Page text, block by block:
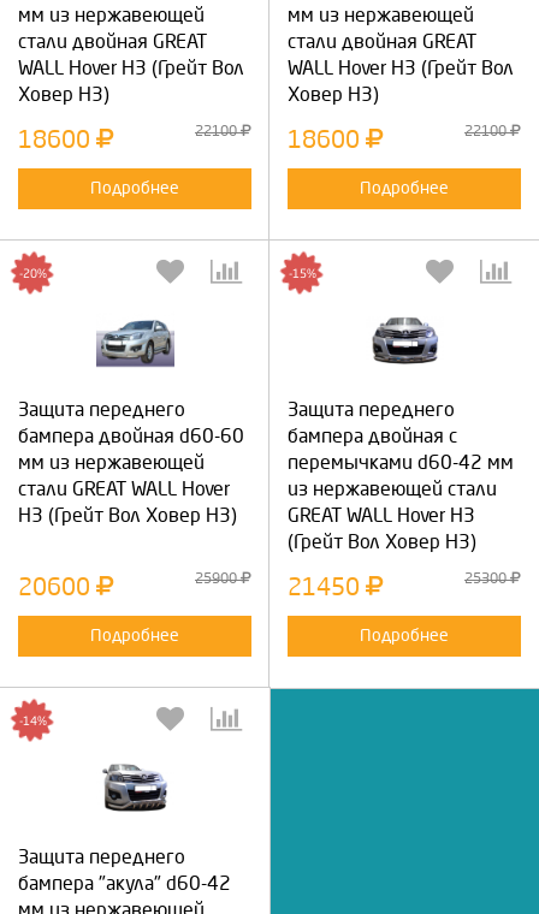
мм из нержавеющей
стали двойная GREAT
WALL Hover H3 (Грейт Вол
Ховер Н3)
18600 22100
Подробнее
мм из нержавеющей
стали двойная GREAT
WALL Hover H3 (Грейт Вол
Ховер Н3)
18600 22100
Подробнее
Защита переднего
бампера двойная d60-60
мм из нержавеющей
стали GREAT WALL Hover
H3 (Грейт Вол Ховер Н3)
-20%
20600 25900
Подробнее
Защита переднего
бампера двойная с
перемычками d60-42 мм
из нержавеющей стали
GREAT WALL Hover H3
(Грейт Вол Ховер Н3)
-15%
21450 25300
Подробнее
Защита переднего
бампера "акула" d60-42
мм из нержавеющей
-14%